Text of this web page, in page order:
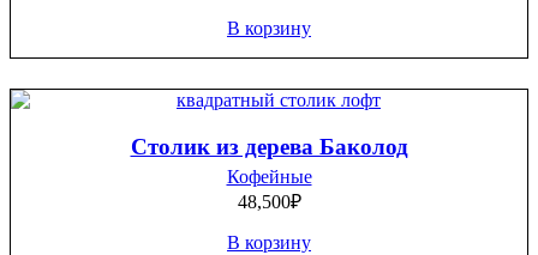
В корзину
Столик из дерева Баколод
Кофейные
48,500₽
В корзину